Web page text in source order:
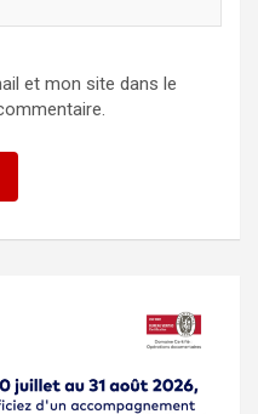
et mon site dans le